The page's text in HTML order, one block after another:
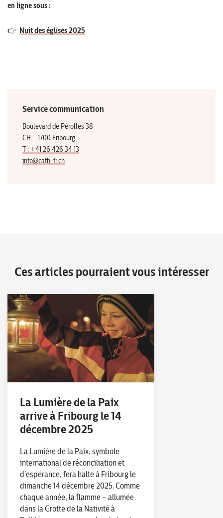
en ligne sous :
👉 Nuit des églises 2025
Service communication
Boulevard de Pérolles 38
CH – 1700 Fribourg
T : +41 26 426 34 13
info@cath-fr.ch
Ces articles pourraient vous intéresser
La Lumière de la Paix
arrive à Fribourg le 14
décembre 2025
La Lumière de la Paix, symbole
international de réconciliation et
d’espérance, fera halte à Fribourg le
dimanche 14 décembre 2025. Comme
chaque année, la flamme – allumée
dans la Grotte de la Nativité à